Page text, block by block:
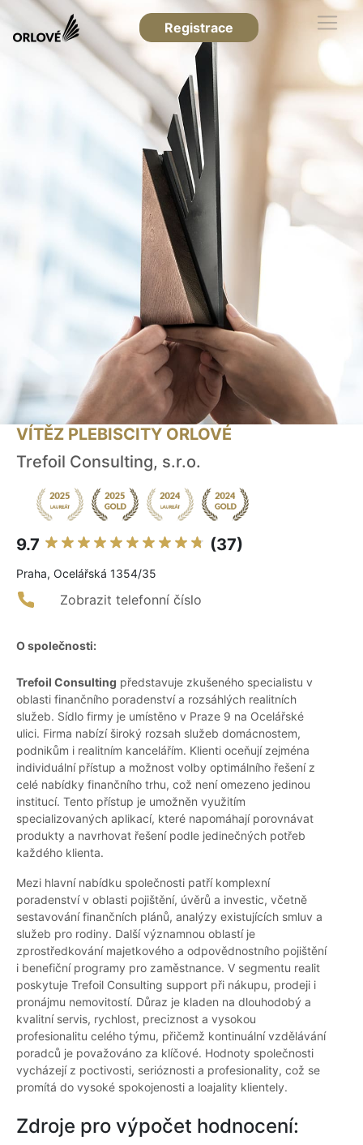
Registrace
VÍTĚZ PLEBISCITY ORLOVÉ
Trefoil Consulting, s.r.o.
9.7 (37)
Praha, Ocelářská 1354/35
Zobrazit telefonní číslo
O společnosti:
Trefoil Consulting představuje zkušeného specialistu v
oblasti finančního poradenství a rozsáhlých realitních
služeb. Sídlo firmy je umístěno v Praze 9 na Ocelářské
ulici. Firma nabízí široký rozsah služeb domácnostem,
podnikům i realitním kancelářím. Klienti oceňují zejména
individuální přístup a možnost volby optimálního řešení z
celé nabídky finančního trhu, což není omezeno jedinou
institucí. Tento přístup je umožněn využitím
specializovaných aplikací, které napomáhají porovnávat
produkty a navrhovat řešení podle jedinečných potřeb
každého klienta.
Mezi hlavní nabídku společnosti patří komplexní
poradenství v oblasti pojištění, úvěrů a investic, včetně
sestavování finančních plánů, analýzy existujících smluv a
služeb pro rodiny. Další významnou oblastí je
zprostředkování majetkového a odpovědnostního pojištění
i benefiční programy pro zaměstnance. V segmentu realit
poskytuje Trefoil Consulting support při nákupu, prodeji i
pronájmu nemovitostí. Důraz je kladen na dlouhodobý a
kvalitní servis, rychlost, preciznost a vysokou
profesionalitu celého týmu, přičemž kontinuální vzdělávání
poradců je považováno za klíčové. Hodnoty společnosti
vycházejí z poctivosti, serióznosti a profesionality, což se
promítá do vysoké spokojenosti a loajality klientely.
Zdroje pro výpočet hodnocení: